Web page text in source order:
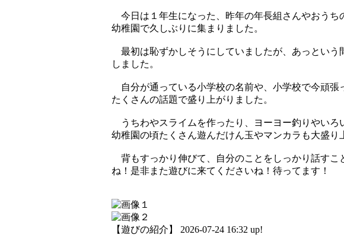
今日は１年生になった、昨年の年長組さんやおうち
幼稚園で久しぶりに集まりました。
最初は恥ずかしそうにしていましたが、あっという
しました。
自分が通っている小学校の名前や、小学校で今頑張
たくさんの話題で盛り上がりました。
うちわやスライムを作ったり、ヨーヨー釣りやいろ
幼稚園の頃たくさん遊んだけん玉やマンカラも大盛り
背もすっかり伸びて、自分のことをしっかり話すこ
ね！是非また遊びに来てくださいね！待ってます！
【遊びの紹介】 2026-07-24 16:32 up!